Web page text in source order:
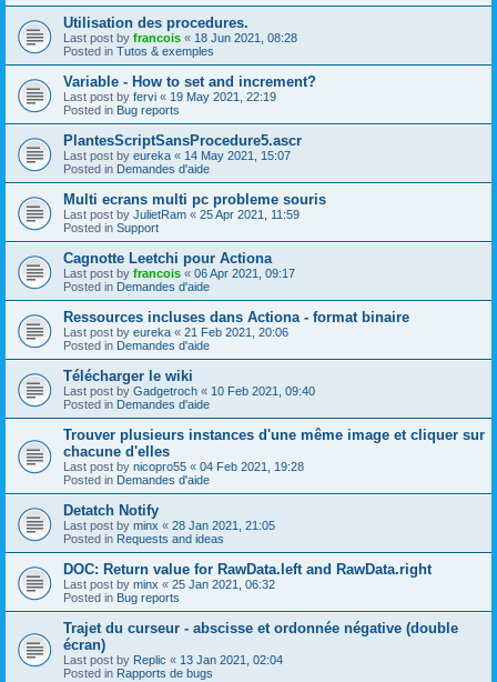
Utilisation des procedures.
Last post by francois « 18 Jun 2021, 08:28
Posted in Tutos & exemples
Variable - How to set and increment?
Last post by fervi « 19 May 2021, 22:19
Posted in Bug reports
PlantesScriptSansProcedure5.ascr
Last post by eureka « 14 May 2021, 15:07
Posted in Demandes d'aide
Multi ecrans multi pc probleme souris
Last post by JulietRam « 25 Apr 2021, 11:59
Posted in Support
Cagnotte Leetchi pour Actiona
Last post by francois « 06 Apr 2021, 09:17
Posted in Demandes d'aide
Ressources incluses dans Actiona - format binaire
Last post by eureka « 21 Feb 2021, 20:06
Posted in Demandes d'aide
Télécharger le wiki
Last post by Gadgetroch « 10 Feb 2021, 09:40
Posted in Demandes d'aide
Trouver plusieurs instances d'une même image et cliquer sur
chacune d'elles
Last post by nicopro55 « 04 Feb 2021, 19:28
Posted in Demandes d'aide
Detatch Notify
Last post by minx « 28 Jan 2021, 21:05
Posted in Requests and ideas
DOC: Return value for RawData.left and RawData.right
Last post by minx « 25 Jan 2021, 06:32
Posted in Bug reports
Trajet du curseur - abscisse et ordonnée négative (double
écran)
Last post by Replic « 13 Jan 2021, 02:04
Posted in Rapports de bugs